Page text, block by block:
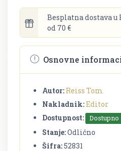
Besplatna dostava u
od 70 €
Osnovne
Autor: Reiss Tom
Nakladnik:Editor
Dostupnost:
Dostupno
Stanje:Odlično
Šifra:52831